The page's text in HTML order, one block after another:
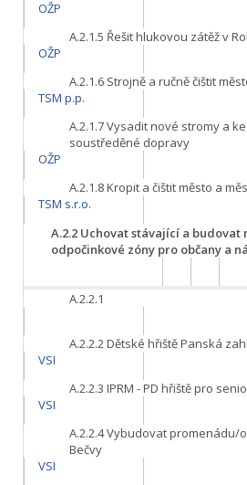
OŽP
A.2.1.5 Řešit hlukovou zátěž v
OŽP
A.2.1.6 Strojně a ručně čištit
TSM p.p.
A.2.1.7Vysadit nové stromy a
soustředěné dopravy
OŽP
A.2.1.8Kropit a čištit město a
TSM s.r.o.
A.2.2 Uchovat stávající a budovat
odpočinkové zóny pro občany a
A.2.2.1
A.2.2.2Dětské hřiště Panská
VSI
A.2.2.3 IPRM - PD hřiště pro
VSI
A.2.2.4Vybudovat promenádu/
Bečvy
VSI